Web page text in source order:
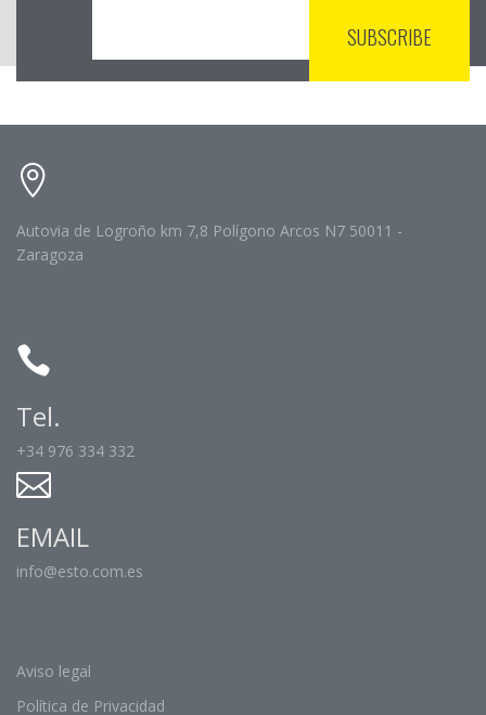
Autovia de Logroño km 7,8 Polígono Arcos N7 50011 -
Zaragoza
Tel.
+34 976 334 332
EMAIL
info@esto.com.es
Aviso legal
Política de Privacidad